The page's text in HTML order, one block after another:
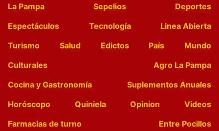
La Pampa Sepelios
Deportes
Espectáculos
Tecnología
Linea Abierta
Turismo
Salud Edictos País
Mundo
Culturales
Agro La Pampa
Cocina y Gastronomía
Suplementos Anuales
Horóscopo
Quiniela Opinion
Videos
Farmacias de turno
Entre Pocillos